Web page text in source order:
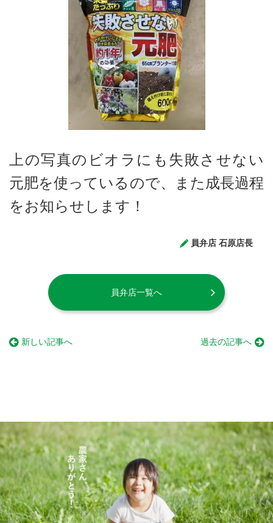
上の写真のビオラにも失敗させない
元肥を使っているので、また成長過程
をお知らせします！
員弁店 石原店長
員弁店一覧へ
新しい記事へ 過去の記事へ